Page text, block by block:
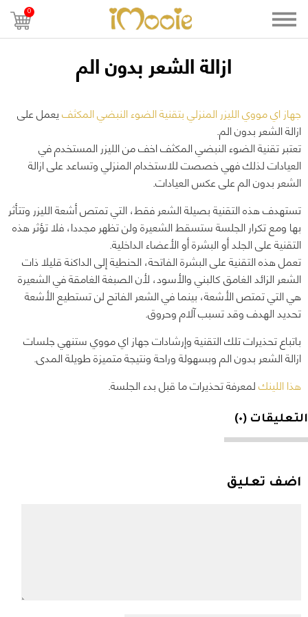
0
ازالة الشعر بدون الم
جهاز اي مووي الليزر المنزلي بتقنية الضوء النبضي المكثفيعمل على
ازالة الشعر بدون الم.
تعتبر تقنية الضوء النبضي المكثف اخف من الليزر المستخدم في
العيادات لذلك فهي خصصت للاستخدام المنزلي وتساعد على ازالة
الشعر بدون الم على عكس العيادات.
تستهدف هذه التقنية بصيلة الشعر فقط، التي تمتص أشعة الليزر وتتأثر
بها ومع تكرار الجلسة ستسقط الشعيرة ولن تظهر مجددا، فلا تؤثر هذه
التقنية على الجلد أو البشرة أو الأعضاء الداخلية.
تعمل هذه التقنية على البشرة الفاتحة، الحنطية إلى الداكنة قليلا ذات
الشعر الزائد الغامق كالبني والأسود، لأن الصبغة الغامقة في الشعيرة
هي التي تمتص الأشعة، بينما في الشعر الفاتح لن تستطيع الأشعة
تحديد الهدف وقد تسبب آلام وحروق.
باتباع تحذيرات تلك التقنية وإرشادات جهاز اي مووي ستنهي جلسات
ازالة الشعر بدون الم وبسهولة وراحة ونتيجة متميزة طويلة المدى.
هذا اللينكلمعرفة تحذيرات ما قبل بدء الجلسة.
التعليقات (٠)
اضف تعليق